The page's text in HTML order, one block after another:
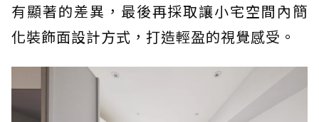
有顯著的差異，最後再採取讓小宅空間內簡
化裝飾面設計方式，打造輕盈的視覺感受。